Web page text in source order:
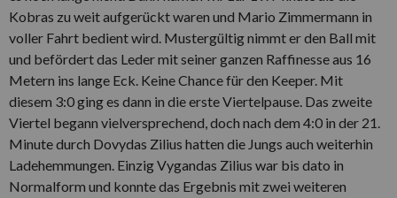
Kobras zu weit aufgerückt waren und Mario Zimmermann in
voller Fahrt bedient wird. Mustergültig nimmt er den Ball mit
und befördert das Leder mit seiner ganzen Raffinesse aus 16
Metern ins lange Eck. Keine Chance für den Keeper. Mit
diesem 3:0 ging es dann in die erste Viertelpause. Das zweite
Viertel begann vielversprechend, doch nach dem 4:0 in der 21.
Minute durch Dovydas Zilius hatten die Jungs auch weiterhin
Ladehemmungen. Einzig Vygandas Zilius war bis dato in
Normalform und konnte das Ergebnis mit zwei weiteren